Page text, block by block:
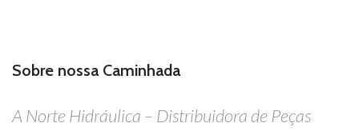
Sobre nossa Caminhada
A Norte Hidráulica – Distribuidora de Peças